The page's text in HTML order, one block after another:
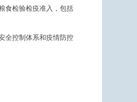
食检验检疫准入，包括
全控制体系和疫情防控